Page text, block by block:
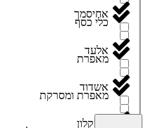
כלי כסף
מאפרת
מאפרת ומסרקת
אחיסמך
אלעד
אשדוד
אשקלון